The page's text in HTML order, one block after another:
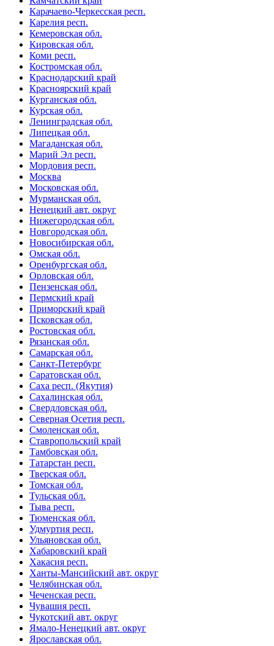
Карачаево-Черкесская респ.
Карелия респ.
Кемеровская обл.
Кировская обл.
Коми респ.
Костромская обл.
Краснодарский край
Красноярский край
Курганская обл.
Курская обл.
Ленинградская обл.
Липецкая обл.
Магаданская обл.
Марий Эл респ.
Мордовия респ.
Москва
Московская обл.
Мурманская обл.
Ненецкий авт. округ
Нижегородская обл.
Новгородская обл.
Новосибирская обл.
Омская обл.
Оренбургская обл.
Орловская обл.
Пензенская обл.
Пермский край
Приморский край
Псковская обл.
Ростовская обл.
Рязанская обл.
Самарская обл.
Санкт-Петербург
Саратовская обл.
Саха респ. (Якутия)
Сахалинская обл.
Свердловская обл.
Северная Осетия респ.
Смоленская обл.
Ставропольский край
Тамбовская обл.
Татарстан респ.
Тверская обл.
Томская обл.
Тульская обл.
Тыва респ.
Тюменская обл.
Удмуртия респ.
Ульяновская обл.
Хабаровский край
Хакасия респ.
Ханты-Мансийский авт. округ
Челябинская обл.
Чеченская респ.
Чувашия респ.
Чукотский авт. округ
Ямало-Ненецкий авт. округ
Ярославская обл.